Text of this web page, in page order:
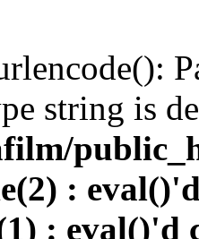
string is
:
: eval()'d